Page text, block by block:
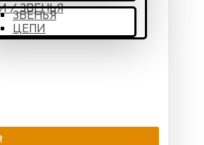
/ ЗВЕНЬЯ
ЗВЕНЬЯ
ЦЕПИ